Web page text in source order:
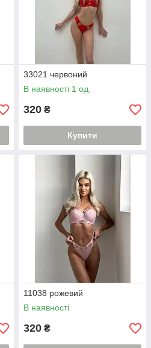
33021 червоний
В наявності 1 од.
320 ₴
Купити
11038 рожевий
В наявності
320 ₴